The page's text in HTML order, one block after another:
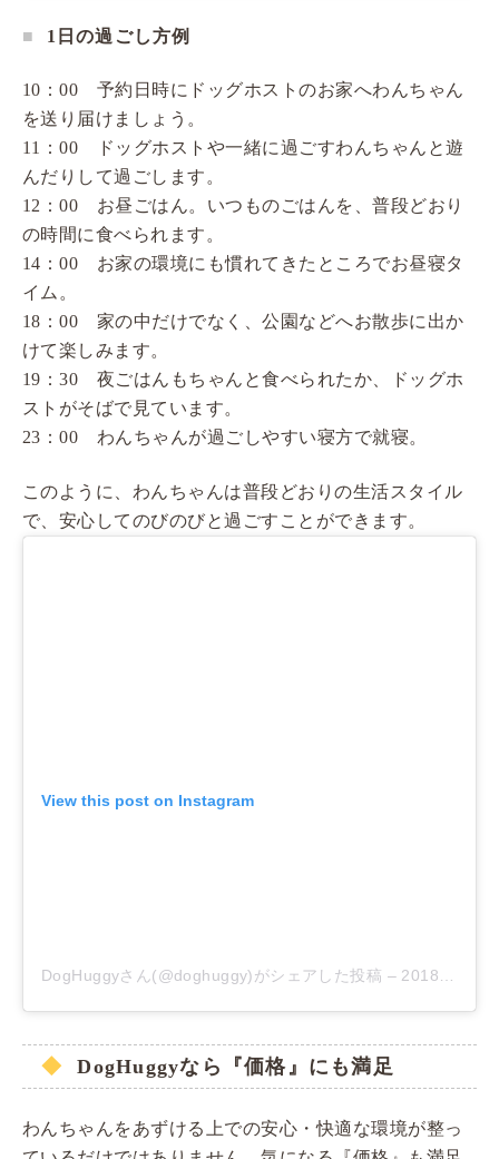
1日の過ごし方例
10：00 予約日時にドッグホストのお家へわんちゃん
を送り届けましょう。
11：00 ドッグホストや一緒に過ごすわんちゃんと遊
んだりして過ごします。
12：00 お昼ごはん。いつものごはんを、普段どおり
の時間に食べられます。
14：00 お家の環境にも慣れてきたところでお昼寝タ
イム。
18：00 家の中だけでなく、公園などへお散歩に出か
けて楽しみます。
19：30 夜ごはんもちゃんと食べられたか、ドッグホ
ストがそばで見ています。
23：00 わんちゃんが過ごしやすい寝方で就寝。
このように、わんちゃんは普段どおりの生活スタイル
で、安心してのびのびと過ごすことができます。
View this post on Instagram
DogHuggyさん(@doghuggy)がシェアした投稿 – 2018年 3月月3日午後6時00分PST
DogHuggyなら『価格』にも満足
わんちゃんをあずける上での安心・快適な環境が整っ